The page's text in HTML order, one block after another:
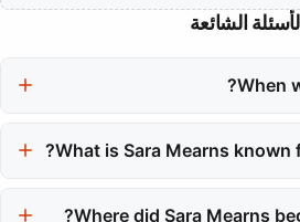
الشائعة
When
What is Sara Mearns known
dynamic principal dancers,
Where did Sara Mearns